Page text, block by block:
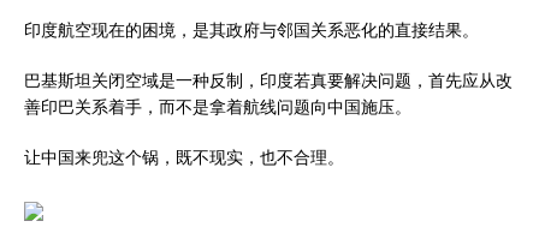
印度航空现在的困境，是其政府与邻国关系恶化的直接结果。
巴基斯坦关闭空域是一种反制，印度若真要解决问题，首先应从改
善印巴关系着手，而不是拿着航线问题向中国施压。
让中国来兜这个锅，既不现实，也不合理。